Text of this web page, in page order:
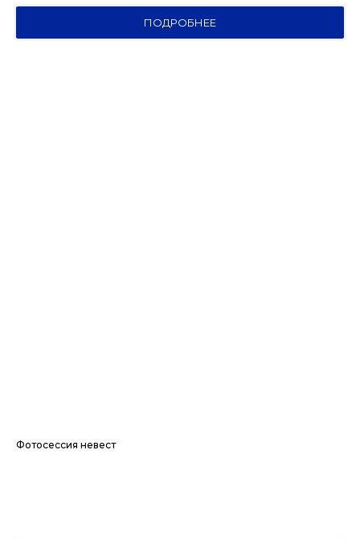
ПОДРОБНЕЕ
Фотосессия невест